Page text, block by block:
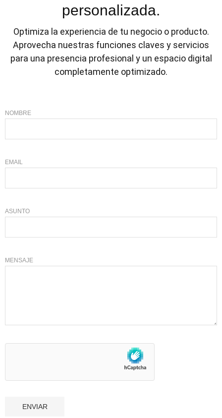
personalizada.
Optimiza la experiencia de tu negocio o producto.
Aprovecha nuestras funciones claves y servicios
para una presencia profesional y un espacio digital
completamente optimizado.
NOMBRE
EMAIL
ASUNTO
MENSAJE